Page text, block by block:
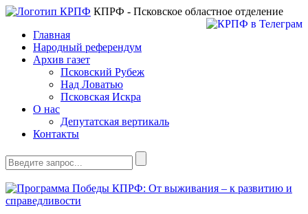
КПРФ - Псковское областное отделение
Главная
Народный референдум
Архив газет
Псковский Рубеж
Над Ловатью
Псковская Искра
О нас
Депутатская вертикаль
Контакты